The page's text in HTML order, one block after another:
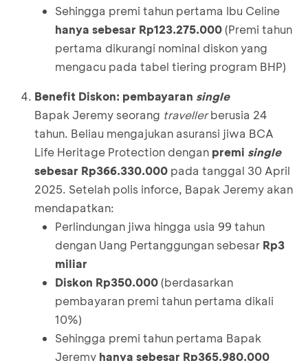
Sehingga premi tahun pertama Ibu Celine
hanya sebesar Rp123.275.000(Premi tahun
pertama dikurangi nominal diskon yang
mengacu pada tabel tiering program BHP)
Benefit Diskon: pembayaran single
Bapak Jeremy seorang travellerberusia 24
tahun. Beliau mengajukan asuransi jiwa BCA
Life Heritage Protection dengan premi single
sebesar Rp366.330.000 pada tanggal 30 April
2025. Setelah polis inforce, Bapak Jeremy akan
mendapatkan:
Perlindungan jiwa hingga usia 99 tahun
dengan Uang Pertanggungan sebesar Rp3
miliar
Diskon Rp350.000(berdasarkan
pembayaran premi tahun pertama dikali
10%)
Sehingga premi tahun pertama Bapak
Jeremy hanya sebesar Rp365.980.000